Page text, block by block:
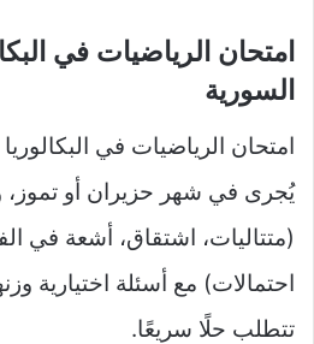
امتحان الرياضيات في
السورية
امتحان الرياضيات في
يُجرى في شهر حزيران أو تموز،
(متتاليات، اشتقاق، أشعة في
احتمالات) مع أسئلة اختيارية
تتطلب حلًا سريعًا.​